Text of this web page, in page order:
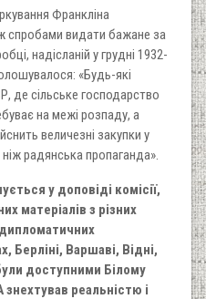
Франкліна
спробами видати бажане за
надісланій у грудні 1932-
«Будь-які
де сільське господарство
на межі розпаду, а
величезні закупки у
радянська пропаганда».
у доповіді комісії,
матеріалів з різних
Берліні, Варшаві, Відні,
доступними Білому
реальністю і